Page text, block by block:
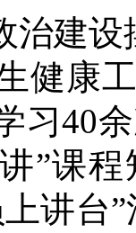
治建
健康
习40
”课
讲台